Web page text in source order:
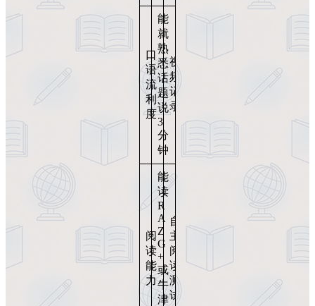
口
语
流
利
度
能
就
熟
悉
话
题
说
3
分
钟
视
频
记
录
阅
读
能
力
能
读
R
A
Z
G
+
或
牛
津
自
主
阅
读
测
试